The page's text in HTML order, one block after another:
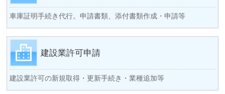
車庫証明手続き代行。申請書類、添付書類作成・申請等
建設業許可申請
建設業許可の新規取得・更新手続き・業種追加等